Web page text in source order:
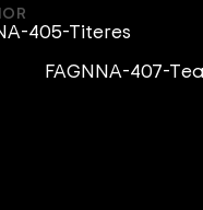
405-Titeres
FAGNNA-407-